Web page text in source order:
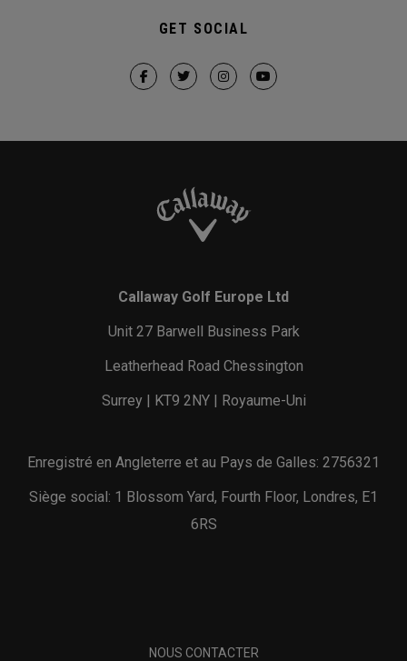
GET SOCIAL
Callaway Golf Europe Ltd
Unit 27 Barwell Business Park
Leatherhead Road Chessington
Surrey | KT9 2NY | Royaume-Uni
Enregistré en Angleterre et au Pays de Galles: 2756321
Siège social: 1 Blossom Yard, Fourth Floor, Londres, E1
6RS
NOUS CONTACTER